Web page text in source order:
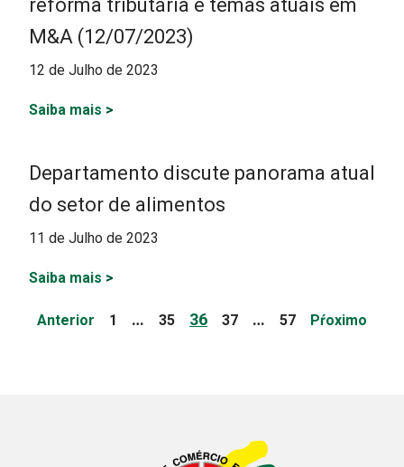
reforma tributária e temas atuais em
M&A (12/07/2023)
12 de Julho de 2023
Saiba mais >
Departamento discute panorama atual
do setor de alimentos
11 de Julho de 2023
Saiba mais >
Paginação
Anterior Page
1 … Page
35 Page
36 Page
37 … Page
57 Pŕoximo